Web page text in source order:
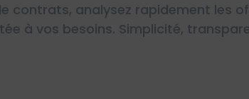
contrats, analysez rapidement les
à vos besoins. Simplicité,